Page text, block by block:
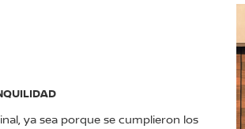
ya sea porque se cumplieron los